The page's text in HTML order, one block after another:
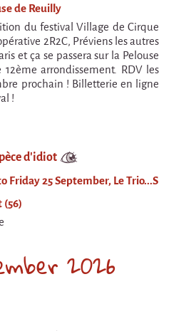
- The First Time
de Reuilly
du festival Village de Cirque
2R2C, Préviens les autres
et ça se passera sur la Pelouse
arrondissement. RDV les
prochain ! Billetterie en ligne
!
d'idiot
Friday 25 September, Le Trio...S
(56)
2026